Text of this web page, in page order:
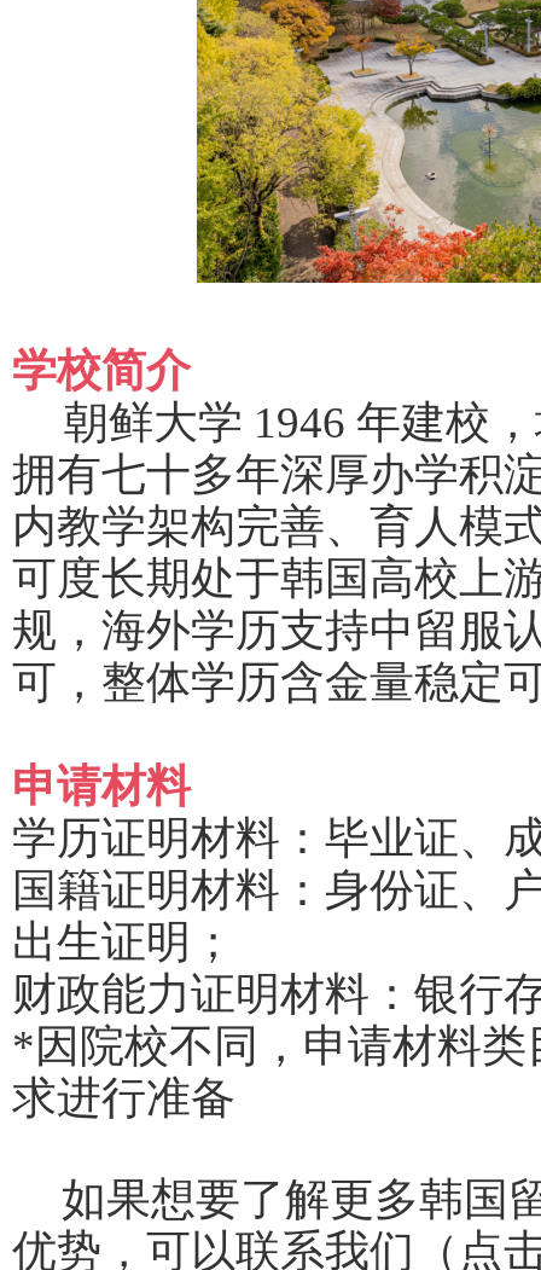
学校简介
朝鲜大学 1946 年建校
拥有七十多年深厚办学积
内教学架构完善、育人模
可度长期处于韩国高校上
规，海外学历支持中留服
可，整体学历含金量稳定
申请材料
学历证明材料：毕业证、
国籍证明材料：身份证、
出生证明；
财政能力证明材料：银行
*因院校不同，申请材料
求进行准备
如果想要了解更多韩国
优势，可以联系我们（点